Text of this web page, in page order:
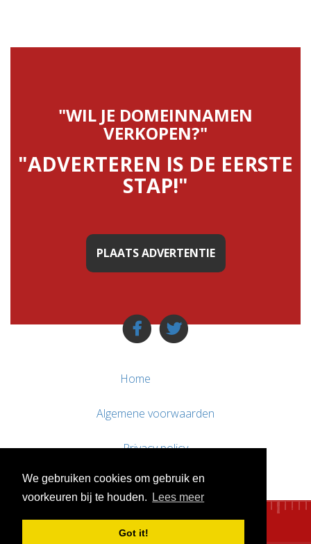
We gebruiken cookies om gebruik en
voorkeuren bij te houden.
Lees meer
Got it!
"WIL JE DOMEINNAMEN
VERKOPEN?"
"ADVERTEREN IS DE EERSTE
STAP!"
PLAATS ADVERTENTIE
Home
Algemene voorwaarden
Privacy policy
Contact / Support